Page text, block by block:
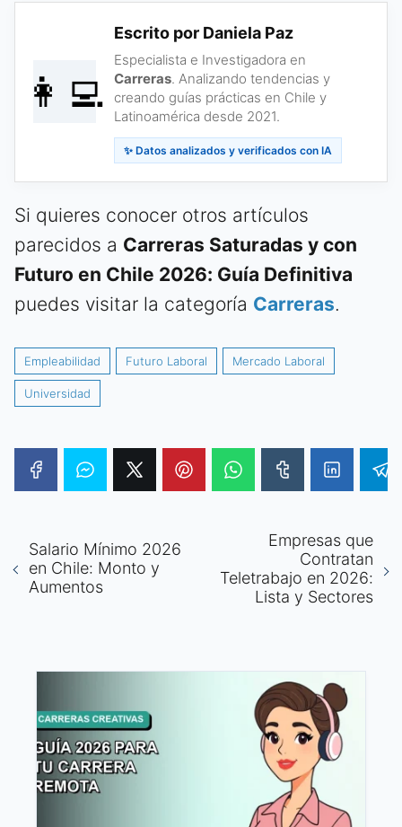
👩‍💻
Escrito por Daniela Paz
Especialista e Investigadora en
Carreras. Analizando tendencias y
creando guías prácticas en Chile y
Latinoamérica desde 2021.
✨ Datos analizados y verificados con IA
Si quieres conocer otros artículos
parecidos a Carreras Saturadas y con
Futuro en Chile 2026: Guía Definitiva
puedes visitar la categoría Carreras.
Empleabilidad Futuro Laboral Mercado Laboral
Universidad
Salario Mínimo 2026
en Chile: Monto y
Aumentos
Empresas que
Contratan
Teletrabajo en 2026:
Lista y Sectores